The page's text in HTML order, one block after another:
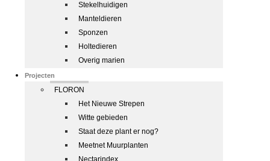
Stekelhuidigen
Manteldieren
Sponzen
Holtedieren
Overig marien
Projecten
FLORON
Het Nieuwe Strepen
Witte gebieden
Staat deze plant er nog?
Meetnet Muurplanten
Nectarindex